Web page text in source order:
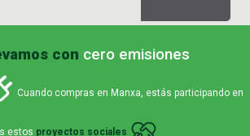
con cero emisiones
Cuando compras en Manxa, estás participando en
estos proyectos sociales